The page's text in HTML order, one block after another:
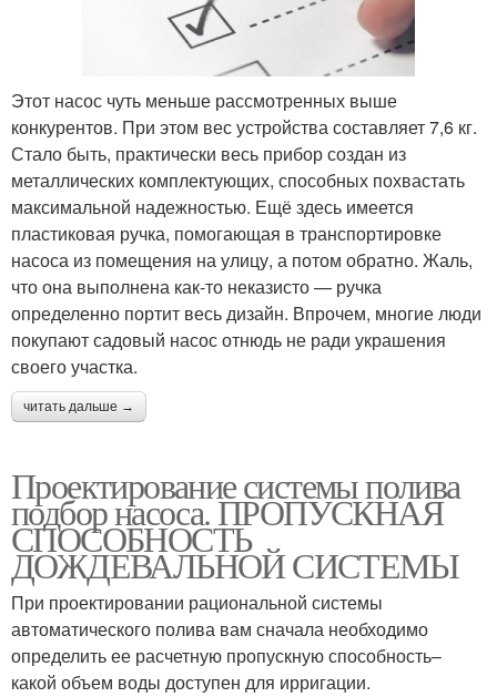
Этот насос чуть меньше рассмотренных выше
конкурентов. При этом вес устройства составляет 7,6 кг.
Стало быть, практически весь прибор создан из
металлических комплектующих, способных похвастать
максимальной надежностью. Ещё здесь имеется
пластиковая ручка, помогающая в транспортировке
насоса из помещения на улицу, а потом обратно. Жаль,
что она выполнена как-то неказисто — ручка
определенно портит весь дизайн. Впрочем, многие люди
покупают садовый насос отнюдь не ради украшения
своего участка.
читать дальше →
Проектирование системы полива
подбор насоса. ПРОПУСКНАЯ
СПОСОБНОСТЬ
ДОЖДЕВАЛЬНОЙ СИСТЕМЫ
При проектировании рациональной системы
автоматического полива вам сначала необходимо
определить ее расчетную пропускную способность–
какой объем воды доступен для ирригации.